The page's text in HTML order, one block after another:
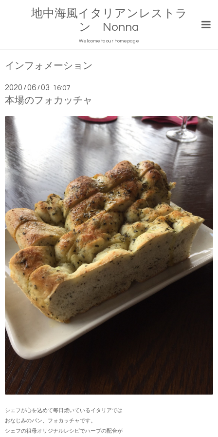
地中海風イタリアンレストラ
ン Nonna
Welcome to our homepage
インフォメーション
2020 /06 /03 16:07
本場のフォカッチャ
シェフが心を込めて毎日焼いているイタリアでは
おなじみのパン、フォカッチャです。
シェフの祖母オリジナルレシピでハーブの配合が